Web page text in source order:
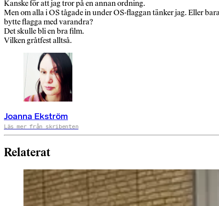
Kanske för att jag tror på en annan ordning.
Men om alla i OS tågade in under OS-flaggan tänker jag. Eller
bytte flagga med varandra?
Det skulle bli en bra film.
Vilken gråtfest alltså.
Joanna Ekström
Läs mer från skribenten
Relaterat